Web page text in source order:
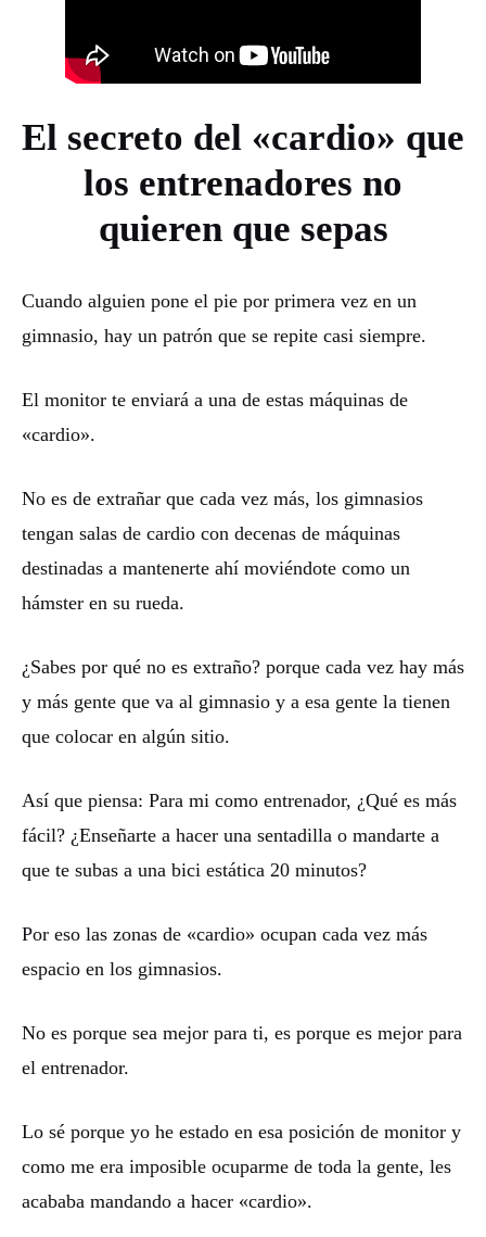
El secreto del «cardio» que
los entrenadores no
quieren que sepas
Cuando alguien pone el pie por primera vez en un
gimnasio, hay un patrón que se repite casi siempre.
El monitor te enviará a una de estas máquinas de
«cardio».
No es de extrañar que cada vez más, los gimnasios
tengan salas de cardio con decenas de máquinas
destinadas a mantenerte ahí moviéndote como un
hámster en su rueda.
¿Sabes por qué no es extraño? porque cada vez hay más
y más gente que va al gimnasio y a esa gente la tienen
que colocar en algún sitio.
Así que piensa: Para mi como entrenador, ¿Qué es más
fácil? ¿Enseñarte a hacer una sentadilla o mandarte a
que te subas a una bici estática 20 minutos?
Por eso las zonas de «cardio» ocupan cada vez más
espacio en los gimnasios.
No es porque sea mejor para ti, es porque es mejor para
el entrenador.
Lo sé porque yo he estado en esa posición de monitor y
como me era imposible ocuparme de toda la gente, les
acababa mandando a hacer «cardio».